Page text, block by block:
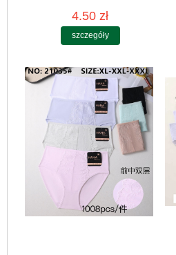
4.50 zł
szczegóły